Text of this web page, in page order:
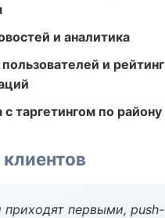
и аналитика
и рейтинг
с таргетингом по району
приходят первыми, push-